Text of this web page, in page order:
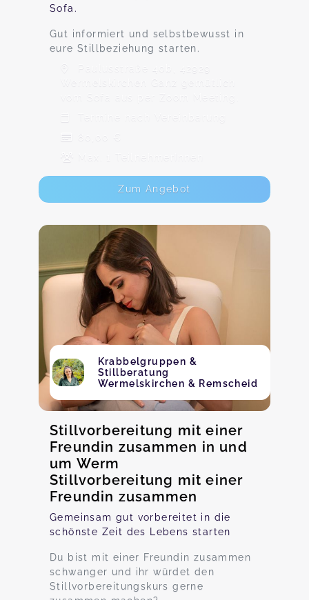
Sofa.
Gut informiert und selbstbewusst in
eure Stillbeziehung starten.
Paulusstraße 40b, 42929
Wermelskirchen Ganz gemütlich
vom Sofa aus per Zoom Meeting.
Termine nach Vereinbarung
80,00 €
Max. 1 TeilnehmerInnen
Zum Angebot
Krabbelgruppen &
Stillberatung
Wermelskirchen & Remscheid
Stillvorbereitung mit einer
Freundin zusammen in und
um Werm
Stillvorbereitung mit einer
Freundin zusammen
Gemeinsam gut vorbereitet in die
schönste Zeit des Lebens starten
Du bist mit einer Freundin zusammen
schwanger und ihr würdet den
Stillvorbereitungskurs gerne